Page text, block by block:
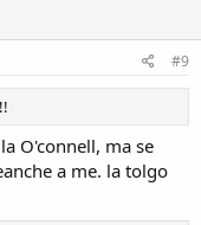
#9
O'connell, ma se
a me. la tolgo